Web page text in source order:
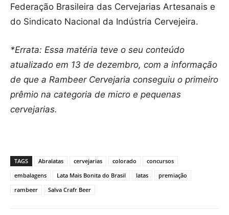
Federação Brasileira das Cervejarias Artesanais e
do Sindicato Nacional da Indústria Cervejeira.
*Errata: Essa matéria teve o seu conteúdo
atualizado em 13 de dezembro, com a informação
de que a Rambeer Cervejaria conseguiu o primeiro
prêmio na categoria de micro e pequenas
cervejarias.
TAGS Abralatas cervejarias colorado
concursos
embalagens
Lata Mais Bonita do Brasil latas
premiação
rambeer
Salva Crafr Beer